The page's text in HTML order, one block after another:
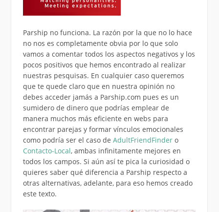
Parship no funciona. La razón por la que no lo hace
no nos es completamente obvia por lo que solo
vamos a comentar todos los aspectos negativos y los
pocos positivos que hemos encontrado al realizar
nuestras pesquisas. En cualquier caso queremos
que te quede claro que en nuestra opinión no
debes acceder jamás a Parship.com pues es un
sumidero de dinero que podrías emplear de
manera muchos más eficiente en webs para
encontrar parejas y formar vínculos emocionales
como podría ser el caso de AdultFriendFinder o
Contacto-Local, ambas infinitamente mejores en
todos los campos. Si aún así te pica la curiosidad o
quieres saber qué diferencia a Parship respecto a
otras alternativas, adelante, para eso hemos creado
este texto.